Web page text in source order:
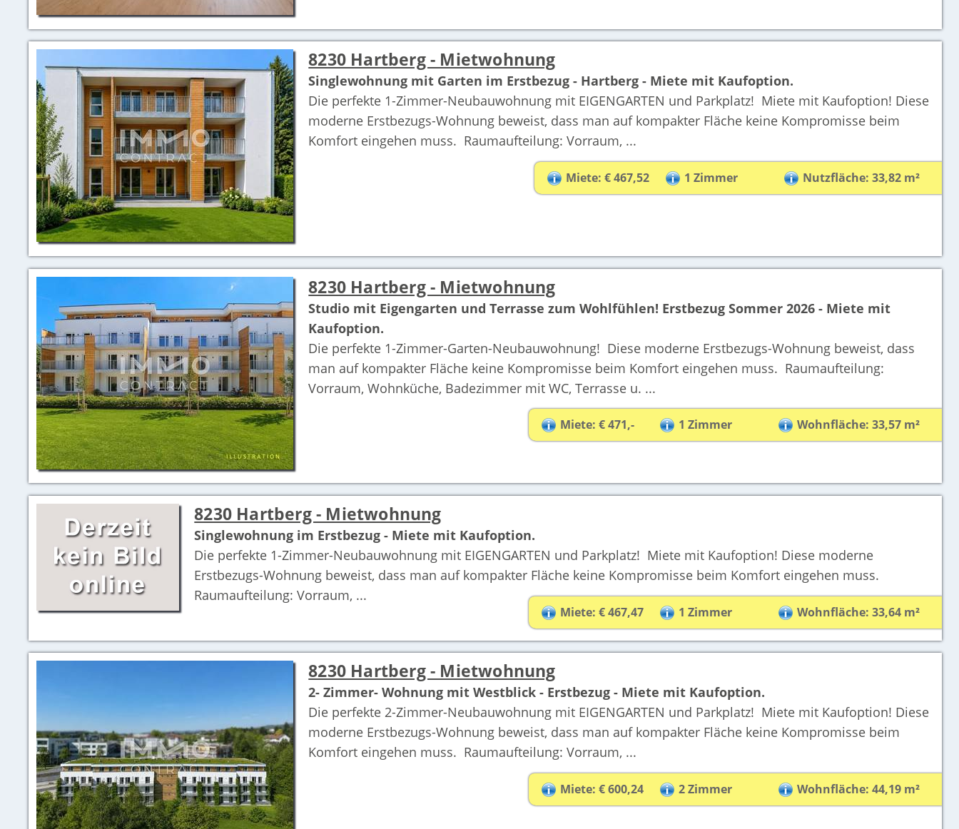
8230 Hartberg - Mietwohnung
Singlewohnung mit Garten im Erstbezug - Hartberg - Miete mit Kaufoption.
Die perfekte 1-Zimmer-Neubauwohnung mit EIGENGARTEN und Parkplatz! Miete mit Kaufoption! Diese
moderne Erstbezugs-Wohnung beweist, dass man auf kompakter Fläche keine Kompromisse beim
Komfort eingehen muss. Raumaufteilung: Vorraum, ...
Miete: € 467,52 1 Zimmer Nutzfläche: 33,82 m²
8230 Hartberg - Mietwohnung
Studio mit Eigengarten und Terrasse zum Wohlfühlen! Erstbezug Sommer 2026 - Miete mit
Kaufoption.
Die perfekte 1-Zimmer-Garten-Neubauwohnung! Diese moderne Erstbezugs-Wohnung beweist, dass
man auf kompakter Fläche keine Kompromisse beim Komfort eingehen muss. Raumaufteilung:
Vorraum, Wohnküche, Badezimmer mit WC, Terrasse u. ...
Miete: € 471,- 1 Zimmer Wohnfläche: 33,57 m²
8230 Hartberg - Mietwohnung
Singlewohnung im Erstbezug - Miete mit Kaufoption.
Die perfekte 1-Zimmer-Neubauwohnung mit EIGENGARTEN und Parkplatz! Miete mit Kaufoption! Diese moderne
Erstbezugs-Wohnung beweist, dass man auf kompakter Fläche keine Kompromisse beim Komfort eingehen muss.
Raumaufteilung: Vorraum, ...
Miete: € 467,47 1 Zimmer Wohnfläche: 33,64 m²
8230 Hartberg - Mietwohnung
2- Zimmer- Wohnung mit Westblick - Erstbezug - Miete mit Kaufoption.
Die perfekte 2-Zimmer-Neubauwohnung mit EIGENGARTEN und Parkplatz! Miete mit Kaufoption! Diese
moderne Erstbezugs-Wohnung beweist, dass man auf kompakter Fläche keine Kompromisse beim
Komfort eingehen muss. Raumaufteilung: Vorraum, ...
Miete: € 600,24 2 Zimmer Wohnfläche: 44,19 m²